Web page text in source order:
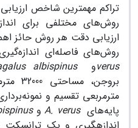
تراکم مهم­ترین شاخص‌
روش‌های مختلفی برای
ارزیابی دقت هر روش‌ حائز
روش‌های فاصله‌ای
verusوalbispinus
مترمربعی تقسیم و
پایه‌های
A. verus و